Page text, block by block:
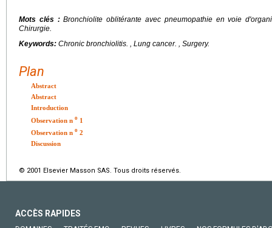
Mots clés :Bronchiolite oblitérante avec pneumopathie en voie
Chirurgie.
Keywords: Chronic bronchiolitis. , Lung cancer. , Surgery.
Plan
Abstract
Abstract
Introduction
Observation n o 1
Observation n o 2
Discussion
© 2001 Elsevier Masson SAS. Tous droits réservés.
ACCÈS RAPIDES